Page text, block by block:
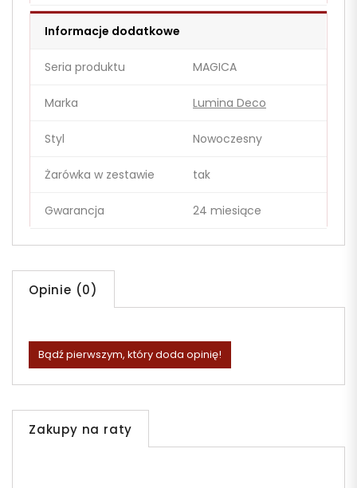
Informacje dodatkowe
Seria produktu MAGICA
Marka Lumina Deco
Styl Nowoczesny
Żarówka w zestawie tak
Gwarancja 24 miesiące
Opinie (0)
Bądź pierwszym, który doda opinię!
Zakupy na raty